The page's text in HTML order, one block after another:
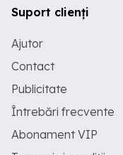
Suport clienți
Ajutor
Contact
Publicitate
Întrebări frecvente
Abonament VIP